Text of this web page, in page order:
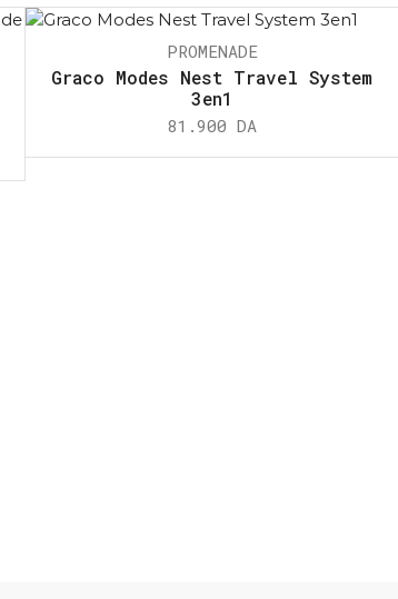
PROMENADE
Graco Modes Nest Travel System
3en1
81.900 DA